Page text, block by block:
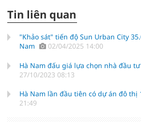
Tin liên quan
"Khảo sát" tiến độ Sun Urban City
Nam
02/04/2025 14:00
Hà Nam đấu giá lựa chọn nhà đầu
27/10/2023 08:13
Hà Nam lần đầu tiên có dự án đô thị
21:49